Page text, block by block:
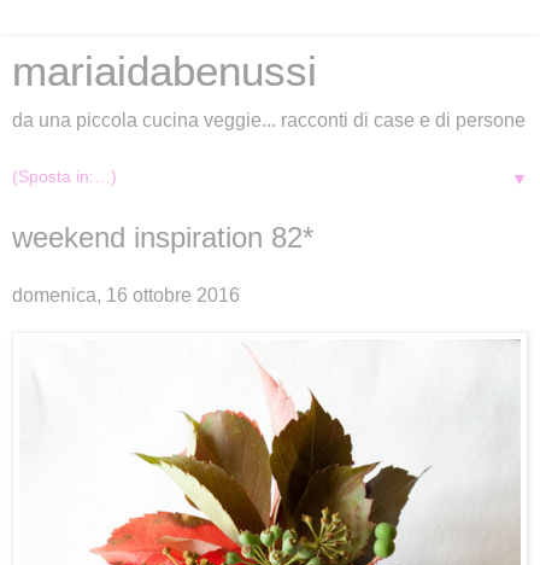
mariaidabenussi
da una piccola cucina veggie... racconti di case e di persone
▼
weekend inspiration 82*
domenica, 16 ottobre 2016